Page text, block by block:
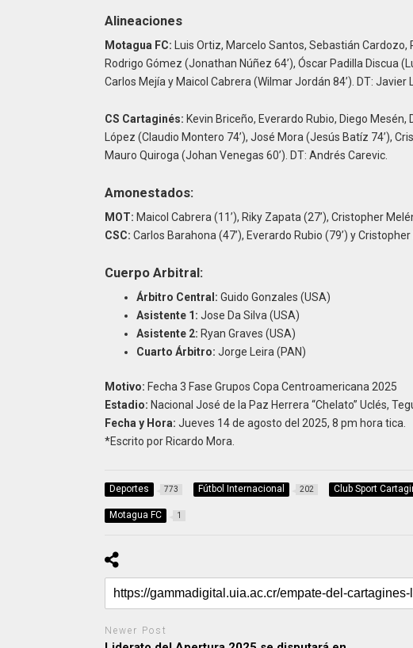
Alineaciones
Motagua FC: Luis Ortiz, Marcelo Santos, Sebastián
Rodrigo Gómez (Jonathan Núñez 64’), Óscar Padilla Discua
Carlos Mejía y Maicol Cabrera (Wilmar Jordán 84’). DT: Javier
CS Cartaginés: Kevin Briceño, Everardo Rubio, Diego
López (Claudio Montero 74’), José Mora (Jesús Batíz 74’),
Mauro Quiroga (Johan Venegas 60’). DT: Andrés Carevic.
Amonestados:
MOT: Maicol Cabrera (11’), Riky Zapata (27’), Cristopher
CSC: Carlos Barahona (47’), Everardo Rubio (79’) y Cristopher
Cuerpo Arbitral:
Árbitro Central: Guido Gonzales (USA)
Asistente 1: Jose Da Silva (USA)
Asistente 2: Ryan Graves (USA)
Cuarto Árbitro: Jorge Leira (PAN)
Motivo: Fecha 3 Fase Grupos Copa Centroamericana 2025
Estadio: Nacional José de la Paz Herrera “Chelato” Uclés,
Fecha y Hora: Jueves 14 de agosto del 2025, 8 pm hora tica.
*Escrito por Ricardo Mora.
Deportes 773 Fútbol Internacional 202 Club Sport
Motagua FC 1
Newer Post